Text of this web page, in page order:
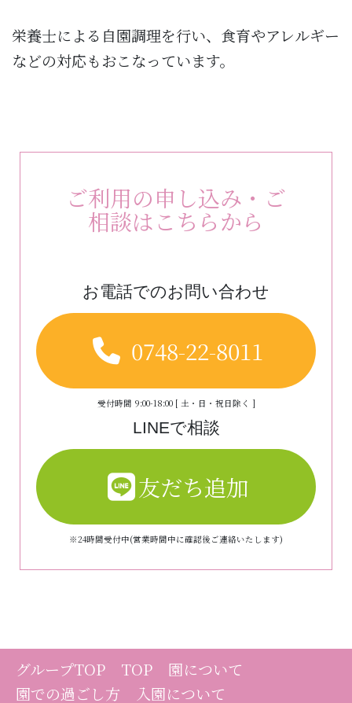
栄養士による自園調理を行い、食育やアレルギー
などの対応もおこなっています。
ご利用の申し込み・ご
相談はこちらから
お電話でのお問い合わせ
0748-22-8011
受付時間 9:00-18:00 [ 土・日・祝日除く ]
LINEで相談
友だち追加
※24時間受付中(営業時間中に確認後ご連絡いたします)
グループTOP TOP
園について
園での過ごし方
入園について